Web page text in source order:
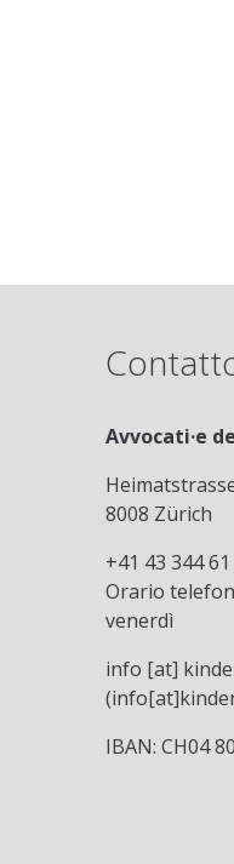
Avvocati·e
8008 Zürich
+41 43 344 61
Orario
venerdì
info [at]
IBAN: CH04